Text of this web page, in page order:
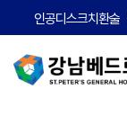
인공디스크치환술